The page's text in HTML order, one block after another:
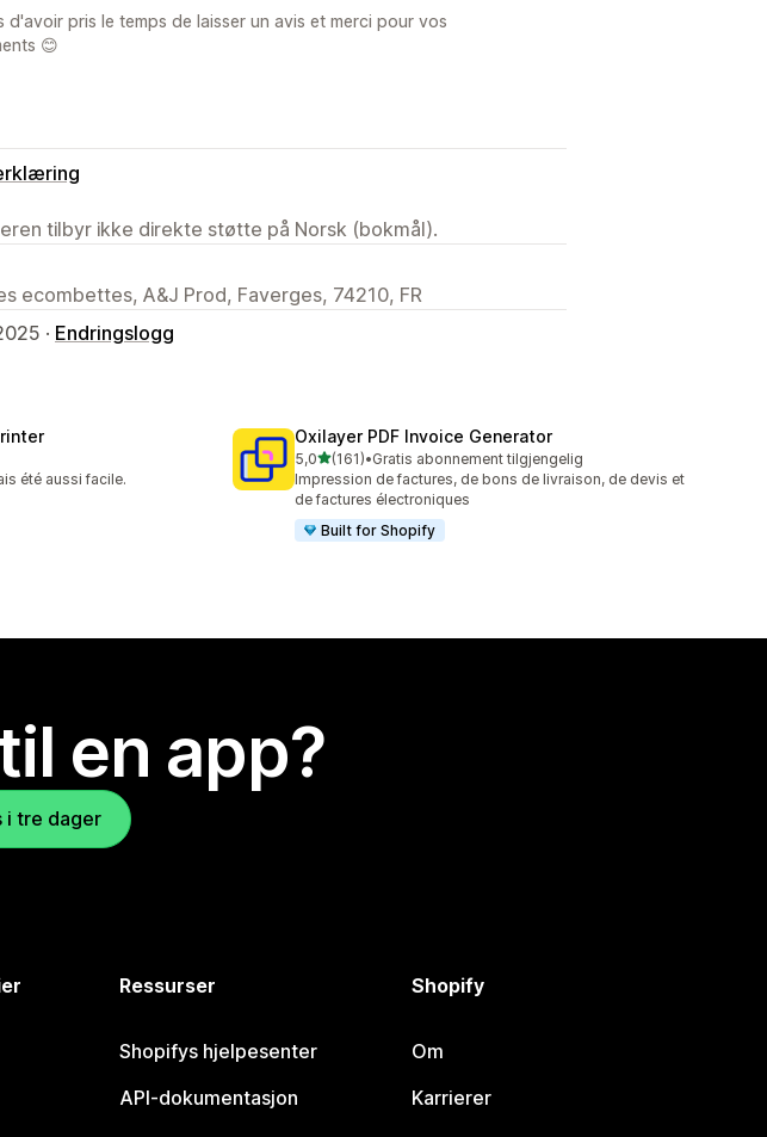
d'avoir pris le temps de laisser un avis et merci pour vos
😊
tilbyr ikke direkte støtte på Norsk (bokmål).
ecombettes, A&J Prod, Faverges, 74210, FR
· Endringslogg
été aussi facile.
Oxilayer PDF Invoice Generator
5,0av 5 stjerner
(161)
Totalt 161 omtaler
•Gratis abonnement tilgjengelig
Impression de factures, de bons de livraison, de devis et
de factures électroniques
Built for Shopify
en app?
i tre dager
Ressurser
Shopifys hjelpesenter
API-dokumentasjon
Shopify
Om
Karrierer